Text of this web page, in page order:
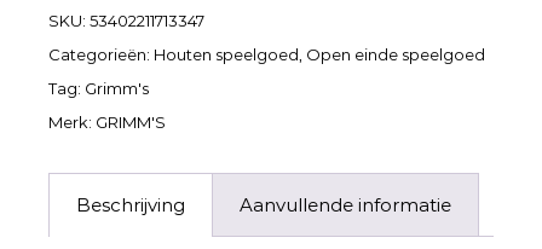
SKU: 53402211713347
Categorieën: Houten speelgoed Open einde speelgoed
Tag: Grimm's
Merk: GRIMM'S
Beschrijving Aanvullende informatie